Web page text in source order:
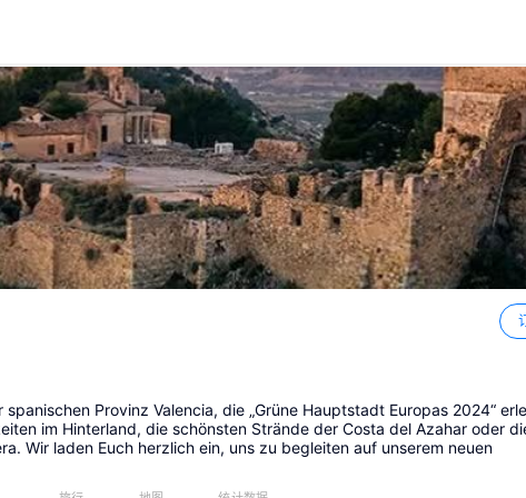
Provinz Valencia, die „Grüne Hauptstadt Europas 2024“
im Hinterland, die schönsten Strände der Costa del Azahar oder
Wir laden Euch herzlich ein, uns zu begleiten auf unserem neuen